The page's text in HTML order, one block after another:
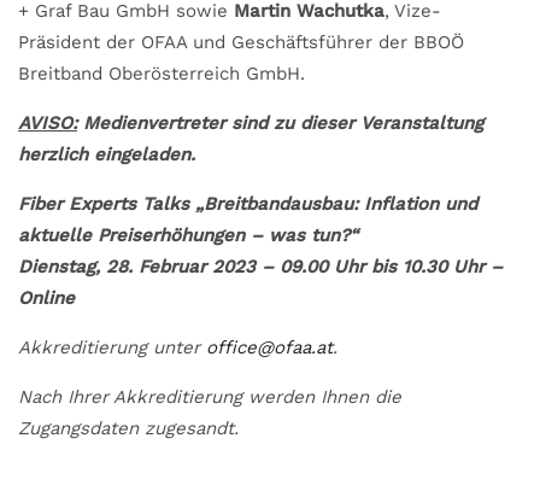
+ Graf Bau GmbH sowie Martin Wachutka, Vize-
Präsident der OFAA und Geschäftsführer der BBOÖ
Breitband Oberösterreich GmbH.
AVISO:Medienvertreter sind zu dieser Veranstaltung
herzlich eingeladen.
Fiber Experts Talks „Breitbandausbau: Inflation und
aktuelle Preiserhöhungen – was tun?“
Dienstag, 28. Februar 2023 – 09.00 Uhr bis 10.30 Uhr –
Online
Akkreditierung unter office@ofaa.at.
Nach Ihrer Akkreditierung werden Ihnen die
Zugangsdaten zugesandt.